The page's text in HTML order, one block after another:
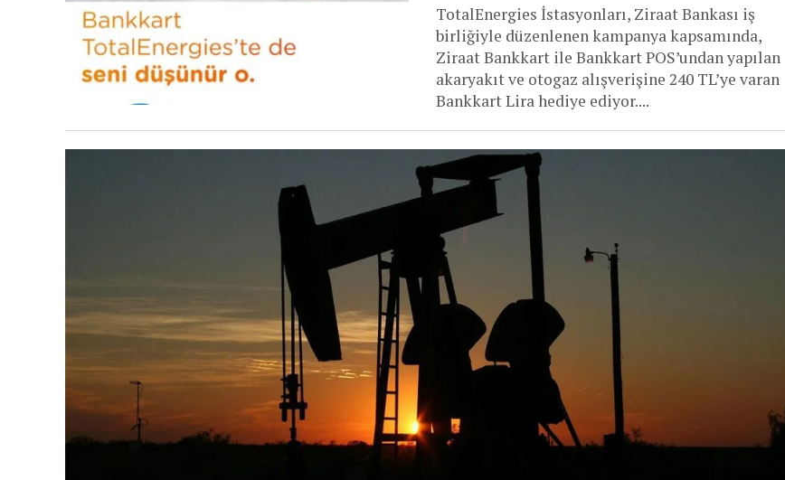
TotalEnergies İstasyonları, Ziraat Bankası iş
birliğiyle düzenlenen kampanya kapsamında,
Ziraat Bankkart ile Bankkart POS’undan yapılan
akaryakıt ve otogaz alışverişine 240 TL’ye varan
Bankkart Lira hediye ediyor....